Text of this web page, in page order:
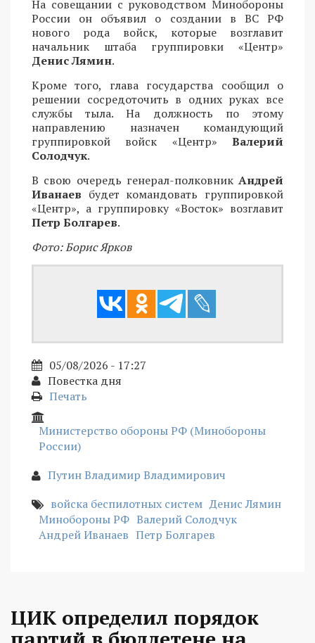
На совещании с руководством Минобороны
России он объявил о создании в ВС РФ
нового рода войск, которые возглавит
начальник штаба группировки «Центр»
Денис Лямин.
Кроме того, глава государства сообщил о
решении сосредоточить в одних руках все
службы тыла. На должность по этому
направлению назначен командующий
группировкой войск «Центр» Валерий
Солодчук.
В свою очередь генерал-полковникАндрей
Иванаев будет командовать группировкой
«Центр», а группировку «Восток» возглавит
Петр Болгарев.
Фото: Борис Ярков
05/08/2026 - 17:27
Повестка дня
Печать
Министерство обороны РФ (Минобороны
России)
Путин Владимир Владимирович
войска беспилотных систем Денис Лямин
Минобороны РФ Валерий Солодчук
Андрей Иванаев Петр Болгарев
ЦИК определил порядок